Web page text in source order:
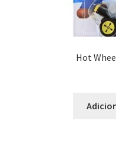
Hot